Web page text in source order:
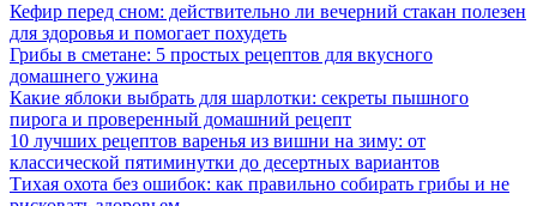
Кефир перед сном: действительно ли вечерний стакан полезен
для здоровья и помогает похудеть
Грибы в сметане: 5 простых рецептов для вкусного
домашнего ужина
Какие яблоки выбрать для шарлотки: секреты пышного
пирога и проверенный домашний рецепт
10 лучших рецептов варенья из вишни на зиму: от
классической пятиминутки до десертных вариантов
Тихая охота без ошибок: как правильно собирать грибы и не